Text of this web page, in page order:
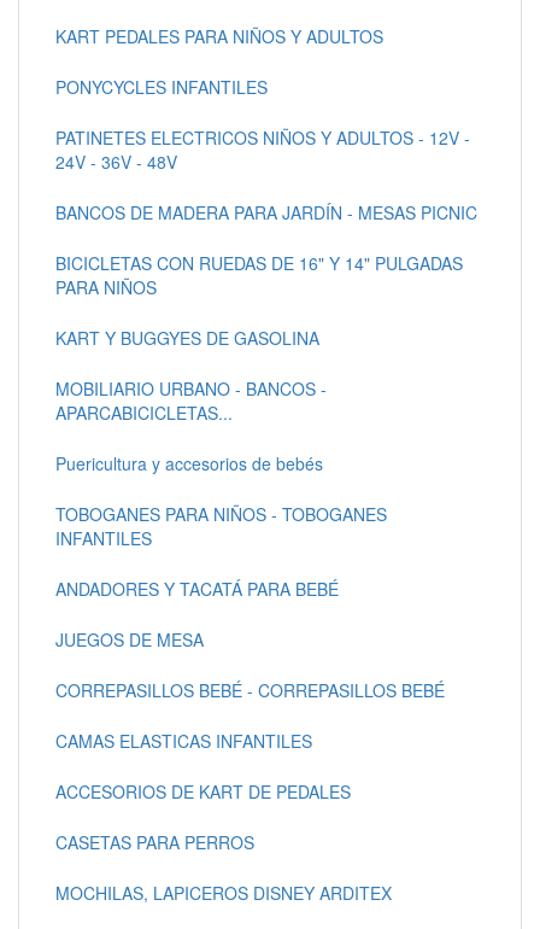
KART PEDALES PARA NIÑOS Y ADULTOS
PONYCYCLES INFANTILES
PATINETES ELECTRICOS NIÑOS Y ADULTOS - 12V -
24V - 36V - 48V
BANCOS DE MADERA PARA JARDÍN - MESAS PICNIC
BICICLETAS CON RUEDAS DE 16" Y 14" PULGADAS
PARA NIÑOS
KART Y BUGGYES DE GASOLINA
MOBILIARIO URBANO - BANCOS -
APARCABICICLETAS...
Puericultura y accesorios de bebés
TOBOGANES PARA NIÑOS - TOBOGANES
INFANTILES
ANDADORES Y TACATÁ PARA BEBÉ
JUEGOS DE MESA
CORREPASILLOS BEBÉ - CORREPASILLOS BEBÉ
CAMAS ELASTICAS INFANTILES
ACCESORIOS DE KART DE PEDALES
CASETAS PARA PERROS
MOCHILAS, LAPICEROS DISNEY ARDITEX